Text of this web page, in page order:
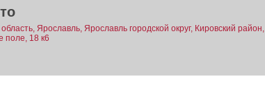
Ярославль, Ярославль городской округ, Кировский район,
поле, 18 к6